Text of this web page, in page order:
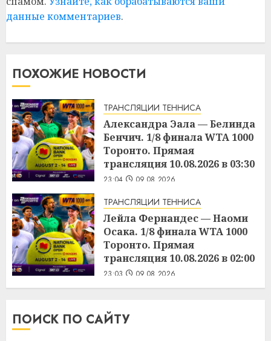
данные комментариев.
ПОХОЖИЕ НОВОСТИ
ТРАНСЛЯЦИИ ТЕННИСА
Александра Эала — Белинда
Бенчич. 1/8 финала WTA 1000
Торонто. Прямая
трансляция 10.08.2026 в 03:30
23:04 09.08.2026
ТРАНСЛЯЦИИ ТЕННИСА
Лейла Фернандес — Наоми
Осака. 1/8 финала WTA 1000
Торонто. Прямая
трансляция 10.08.2026 в 02:00
23:03 09.08.2026
ПОИСК ПО САЙТУ